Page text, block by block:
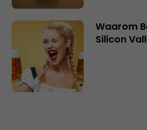
Waarom
Silicon